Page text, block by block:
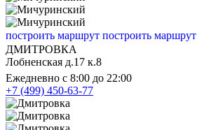
построить маршрут построить маршрут
ДМИТРОВКА
Лобненская д.17 к.8
Ежедневно с 8:00 до 22:00
+7 (499) 450-63-77